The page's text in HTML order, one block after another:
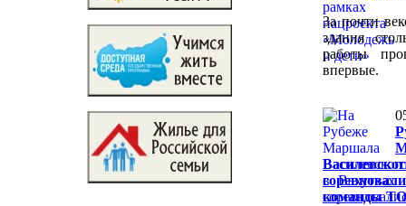
За почти
здания
работы
впервые.
команды